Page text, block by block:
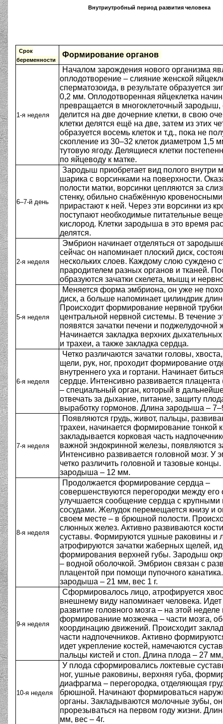
Внутриутробный период развития человека
Срок
беременности
Формирование органов
1-я неделя
Началом зарождения нового организма
оплодотворение – слияние женской
сперматозоида, в результате образуется
0,2 мм. Оплодотворенная яйцеклетка
превращается в многоклеточный зародыш,
делится на две дочерние клетки, в свою
клетки делятся ещё на две, затем из этих
образуется восемь клеток и т.д., пока не
скопление из 30–32 клеток диаметром 1,5
тутовую ягоду. Делящиеся клетки
по яйцеводу к матке.
6–7-й день
Зародыш приобретает вид полого внутри
шарика с ворсинками на поверхности.
полости матки, ворсинки цепляются за
стенку, обильно снабжённую
прирастают к ней. Через эти ворсинки из
поступают необходимые питательные
кислород. Клетки зародыша в это время
делятся.
2-я неделя
Эмбрион начинает отделяться от
сейчас он напоминает плоский диск,
нескольких слоев. Каждому слою суждено
прародителем разных органов и тканей.
образуются зачатки скелета, мышц и
5-я неделя
Меняется форма эмбриона, он уже не
диск, а больше напоминает цилиндрик
Происходит формирование нервной трубки
центральной нервной системы. В течение
появятся зачатки печени и поджелудочной
Начинается закладка верхних
и трахеи, а также закладка сердца.
6-я неделя
Четко различаются зачатки головы,
щели, рук, ног, проходит формирование
внутреннего уха и гортани. Начинает
сердце. Интенсивно развивается плацента
– специальный орган, который в
отвечать за дыхание, питание, защиту
выработку гормонов. Длина зародыша –
7-я неделя
Появляются грудь, живот, пальцы,
трахеи, начинается формирование тонкой
закладывается корковая часть
важной эндокринной железы, появляются
Интенсивно развивается головной мозг. У
четко различить головной и тазовые
зародыша – 12 мм.
8-я неделя
Продолжается формирование сердца –
совершенствуются перегородки между его
улучшается сообщение сердца с
сосудами. Желудок перемещается книзу и
своем месте – в брюшной полости.
слюнных желез. Активно развиваются
суставы. Формируются ушные раковины и
атрофируются зачатки жаберных щелей,
формирования верхней губы. Зародыш
– водной оболочкой. Эмбрион связан с
плацентой при помощи пупочного
зародыша – 21 мм, вес 1 г.
9-я неделя
Сформировалось лицо, атрофируется
внешнему виду напоминает человека.
развитие головного мозга – на этой неделе
формированиие мозжечка – части мозга,
координацию движений. Происходит
части надпочечников. Активно
идет укрепление костей, намечаются
пальцы кистей и стоп. Длина плода – 27 мм,
10-я неделя
У плода сформировались локтевые
ног, ушные раковины, верхняя губа,
диафрагма – перегородка, отделяющая
брюшной. Начинают формироваться
органы. Закладываются молочные зубы,
прорезываться на первом году жизни.
мм, вес – 4г.